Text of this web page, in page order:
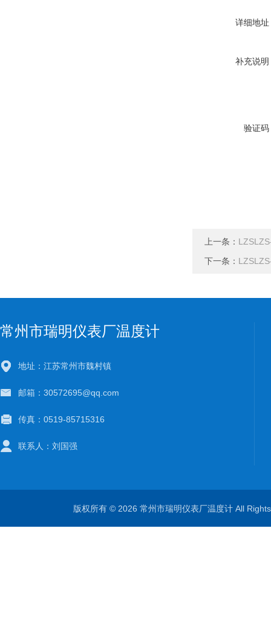
详细地址
补充说明
验证码
上一条：
下一条：
常州市瑞明仪表厂温度计
地址：江苏常州市魏村镇
邮箱：30572695@qq.com
传真：0519-85715316
联系人：刘国强
版权所有 © 2026 常州市瑞明仪表厂温度计 All